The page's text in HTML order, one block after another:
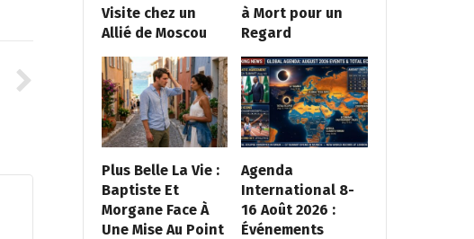
Visite chez un
Allié de Moscou
à Mort pour un
Regard
Plus Belle La Vie :
Baptiste Et
Morgane Face À
Une Mise Au Point
Agenda
International 8-
16 Août 2026 :
Événements